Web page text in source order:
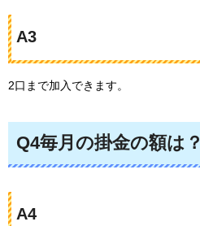
A3
2口まで加入できます。
Q4毎月の掛金の額は？
A4